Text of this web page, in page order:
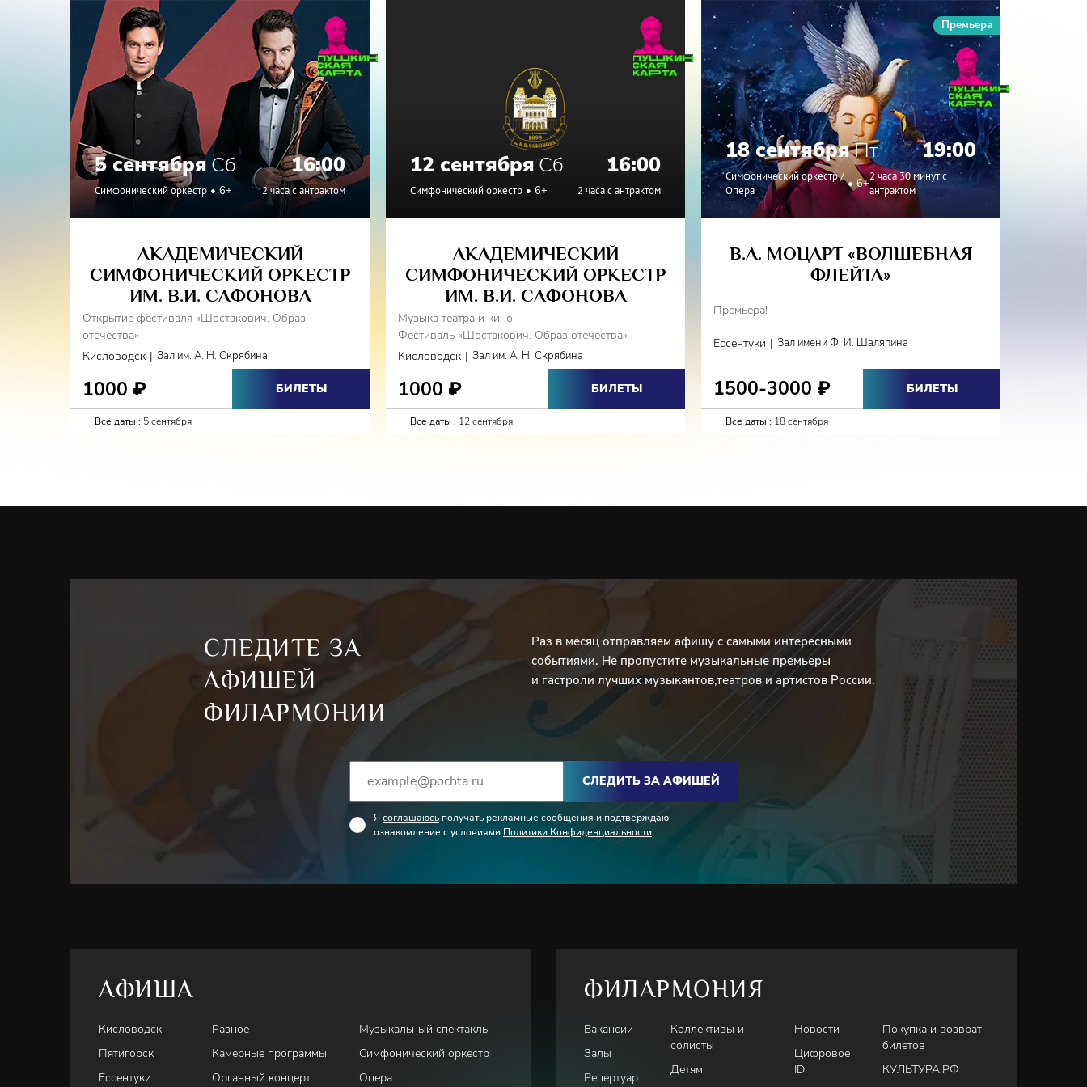
5 сентября Сб 16:00
Симфонический оркестр 6+ 2 часа с антрактом
АКАДЕМИЧЕСКИЙ
СИМФОНИЧЕСКИЙ ОРКЕСТР
ИМ. В.И. САФОНОВА
Открытие фестиваля «Шостакович. Образ
отечества»
Кисловодск | Зал им. А. Н. Скрябина
1000 ₽ БИЛЕТЫ
Все даты : 5 сентября
12 сентября Сб 16:00
Симфонический оркестр 6+ 2 часа с антрактом
АКАДЕМИЧЕСКИЙ
СИМФОНИЧЕСКИЙ ОРКЕСТР
ИМ. В.И. САФОНОВА
Музыка театра и кино
Фестиваль «Шостакович. Образ отечества»
Кисловодск | Зал им. А. Н. Скрябина
1000 ₽ БИЛЕТЫ
Все даты : 12 сентября
Премьера
18 сентябряПт 19:00
Симфонический оркестр /
Опера
6+
2 часа 30 минут с
антрактом
В.А. МОЦАРТ «ВОЛШЕБНАЯ
ФЛЕЙТА»
Премьера!
Ессентуки | Зал имени Ф. И. Шаляпина
1500-3000 ₽ БИЛЕТЫ
Все даты : 18 сентября
СЛЕДИТЕ ЗА
АФИШЕЙ
ФИЛАРМОНИИ
Раз в месяц отправляем афишу с самыми интересными
событиями. Не пропустите музыкальные премьеры
и гастроли лучших музыкантов,театров и артистов России.
СЛЕДИТЬ ЗА АФИШЕЙ
Я соглашаюсь получать рекламные сообщения и подтверждаю
ознакомление с условиями Политики Конфиденциальности
АФИША
Кисловодск
Пятигорск
Ессентуки
Разное
Камерные программы
Органный концерт
Музыкальный спектакль
Симфонический оркестр
Опера
ФИЛАРМОНИЯ
Вакансии
Залы
Репертуар
Коллективы и
солисты
Детям
Новости
Цифровое
ID
Покупка и возврат
билетов
КУЛЬТУРА.РФ